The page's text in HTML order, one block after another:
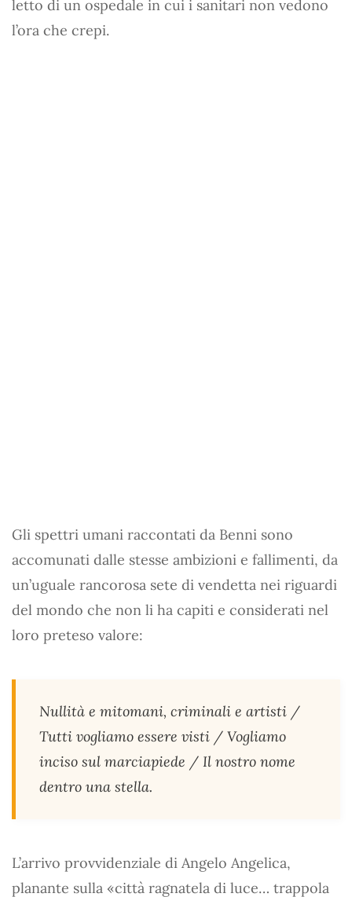
letto di un ospedale in cui i sanitari non vedono
l’ora che crepi.
Gli spettri umani raccontati da Benni sono
accomunati dalle stesse ambizioni e fallimenti, da
un’uguale rancorosa sete di vendetta nei riguardi
del mondo che non li ha capiti e considerati nel
loro preteso valore:
Nullità e mitomani, criminali e artisti /
Tutti vogliamo essere visti / Vogliamo
inciso sul marciapiede / Il nostro nome
dentro una stella.
L’arrivo provvidenziale di Angelo Angelica,
planante sulla «città ragnatela di luce… trappola